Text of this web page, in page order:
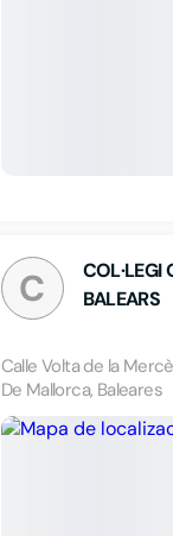
C
COL·LEGI
BALEARS
Calle Volta de la
De Mallorca, Baleares